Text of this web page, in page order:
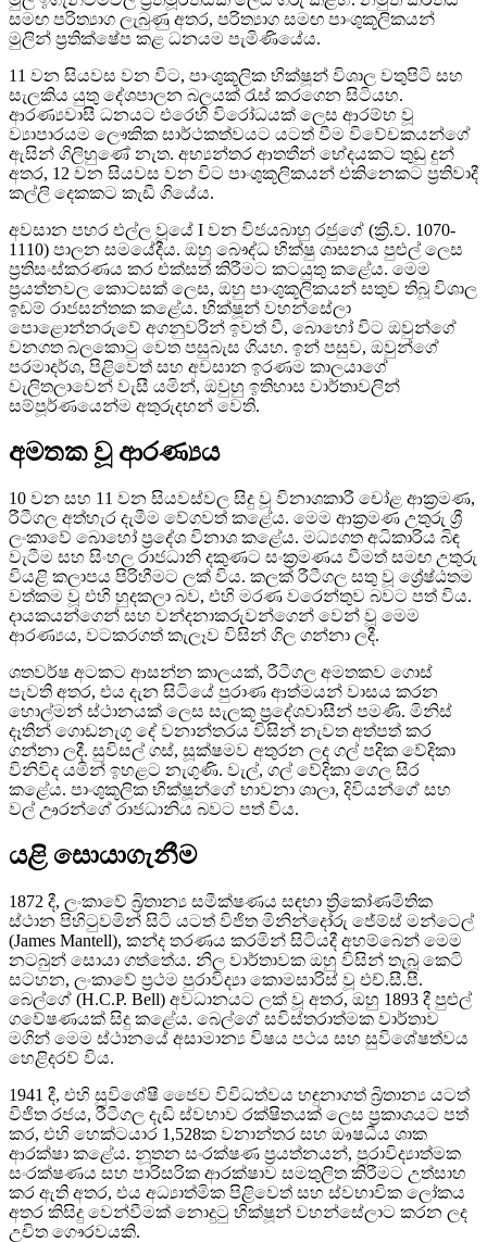
සමඟ පරිත්‍යාග ලැබුණු අතර, පරිත්‍යාග සමඟ පාංශුකූලිකයන්
මුලින් ප්‍රතික්ෂේප කළ ධනයම පැමිණියේය.
11 වන සියවස වන විට, පාංශුකූලික භික්ෂූන් විශාල වතුපිටි සහ
සැලකිය යුතු දේශපාලන බලයක් රැස් කරගෙන සිටියහ.
ආරණ්‍යවාසී ධනයට එරෙහි විරෝධයක් ලෙස ආරම්භ වූ
ව්‍යාපාරයම ලෞකික සාර්ථකත්වයට යටත් වීම විවේචකයන්ගේ
ඇසින් ගිලිහුණේ නැත. අභ්‍යන්තර ආතතීන් භේදයකට තුඩු දුන්
අතර, 12 වන සියවස වන විට පාංශුකූලිකයන් එකිනෙකට ප්‍රතිවාදී
කල්ලි දෙකකට කැඩී ගියේය.
අවසාන පහර එල්ල වූයේ I වන විජයබාහු රජුගේ (ක්‍රි.ව. 1070-
1110) පාලන සමයේදීය. ඔහු බෞද්ධ භික්ෂු ශාසනය පුළුල් ලෙස
ප්‍රතිසංස්කරණය කර එක්සත් කිරීමට කටයුතු කළේය. මෙම
ප්‍රයත්නවල කොටසක් ලෙස, ඔහු පාංශුකූලිකයන් සතුව තිබූ විශාල
ඉඩම් රාජසන්තක කළේය. භික්ෂූන් වහන්සේලා
පොළොන්නරුවේ අගනුවරින් ඉවත් වී, බොහෝ විට ඔවුන්ගේ
වනගත බලකොටු වෙත පසුබැස ගියහ. ඉන් පසුව, ඔවුන්ගේ
පරමාදර්ශ, පිළිවෙත් සහ අවසාන ඉරණම කාලයාගේ
වැලිතලාවෙන් වැසී යමින්, ඔවුහු ඉතිහාස වාර්තාවලින්
සම්පූර්ණයෙන්ම අතුරුදහන් වෙති.
අමතක වූ ආරණ්‍යය
10 වන සහ 11 වන සියවස්වල සිදු වූ විනාශකාරී චෝළ ආක්‍රමණ,
රීටීගල අත්හැර දැමීම වේගවත් කළේය. මෙම ආක්‍රමණ උතුරු ශ්‍රී
ලංකාවේ බොහෝ ප්‍රදේශ විනාශ කළේය. මධ්‍යගත අධිකාරිය බිඳ
වැටීම සහ සිංහල රාජධානි දකුණට සංක්‍රමණය වීමත් සමඟ උතුරු
වියළි කලාපය පිරිහීමට ලක් විය. කලක් රීටීගල සතු වූ ශ්‍රේෂ්ඨතම
වත්කම වූ එහි හුදකලා බව, එහි මරණ වරෙන්තුව බවට පත් විය.
දායකයන්ගෙන් සහ වන්දනාකරුවන්ගෙන් වෙන් වූ මෙම
ආරණ්‍යය, වටකරගත් කැලෑව විසින් ගිල ගන්නා ලදී.
ශතවර්ෂ අටකට ආසන්න කාලයක්, රීටීගල අමතකව ගොස්
පැවති අතර, එය දැන සිටියේ පුරාණ ආත්මයන් වාසය කරන
හොල්මන් ස්ථානයක් ලෙස සැලකූ ප්‍රදේශවාසීන් පමණි. මිනිස්
දෑතින් ගොඩනැගූ දේ වනාන්තරය විසින් නැවත අත්පත් කර
ගන්නා ලදී. සුවිසල් ගස්, සූක්ෂමව අතුරන ලද ගල් පදික වේදිකා
විනිවිද යමින් ඉහළට නැගුණි. වැල්, ගල් වේදිකා ගෙල සිර
කළේය. පාංශුකූලික භික්ෂූන්ගේ භාවනා ශාලා, දිවියන්ගේ සහ
වල් ඌරන්ගේ රාජධානිය බවට පත් විය.
යළි සොයාගැනීම
1872 දී, ලංකාවේ බ්‍රිතාන්‍ය සමීක්ෂණය සඳහා ත්‍රිකෝණමිතික
ස්ථාන පිහිටුවමින් සිටි යටත් විජිත මිනින්දෝරු ජේම්ස් මන්ටෙල්
(James Mantell), කන්ද තරණය කරමින් සිටියදී අහම්බෙන් මෙම
නටබුන් සොයා ගත්තේය. නිල වාර්තාවක ඔහු විසින් තැබූ කෙටි
සටහන, ලංකාවේ ප්‍රථම පුරාවිද්‍යා කොමසාරිස් වූ එච්.සී.පී.
බෙල්ගේ (H.C.P. Bell) අවධානයට ලක් වූ අතර, ඔහු 1893 දී පුළුල්
ගවේෂණයක් සිදු කළේය. බෙල්ගේ සවිස්තරාත්මක වාර්තාව
මගින් මෙම ස්ථානයේ අසාමාන්‍ය විෂය පථය සහ සුවිශේෂත්වය
හෙළිදරව් විය.
1941 දී, එහි සුවිශේෂී ජෛව විවිධත්වය හඳුනාගත් බ්‍රිතාන්‍ය යටත්
විජිත රජය, රීටීගල දැඩි ස්වභාව රක්ෂිතයක් ලෙස ප්‍රකාශයට පත්
කර, එහි හෙක්ටයාර 1,528ක වනාන්තර සහ ඖෂධීය ශාක
ආරක්ෂා කළේය. නූතන සංරක්ෂණ ප්‍රයත්නයන්, පුරාවිද්‍යාත්මක
සංරක්ෂණය සහ පාරිසරික ආරක්ෂාව සමතුලිත කිරීමට උත්සාහ
කර ඇති අතර, එය අධ්‍යාත්මික පිළිවෙත් සහ ස්වභාවික ලෝකය
අතර කිසිදු වෙන්වීමක් නොදුටු භික්ෂූන් වහන්සේලාට කරන ලද
උචිත ගෞරවයකි.